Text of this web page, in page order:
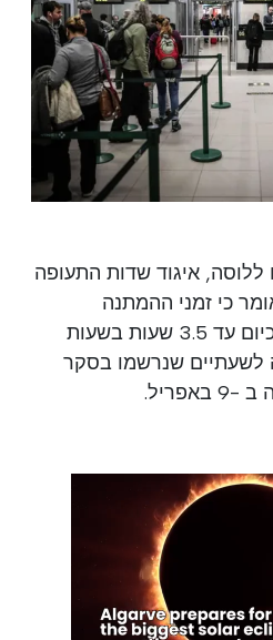
איגוד שדות התעופה
כי זמני ההמתנה
בבקרות הגבול מגיעים כיום עד 3.5 שעות בשעות
לשעתיים שנרשמו בסקר